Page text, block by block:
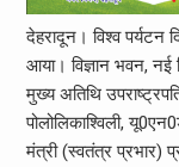
देहरादून। विश्व पर्यटन
आया। विज्ञान भवन, नई
मुख्य अतिथि
पोलोलिकाश्विली,
मंत्री (स्वतंत्र प्रभार)